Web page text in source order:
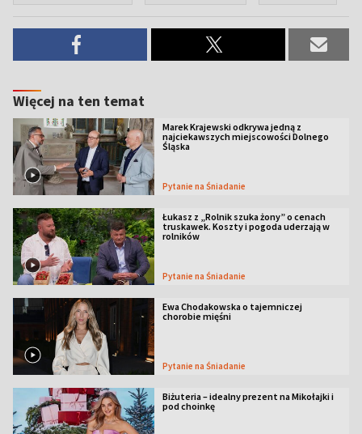
Więcej na ten temat
Marek Krajewski odkrywa jedną z
najciekawszych miejscowości Dolnego
Śląska
Pytanie na Śniadanie
Łukasz z „Rolnik szuka żony” o cenach
truskawek. Koszty i pogoda uderzają w
rolników
Pytanie na Śniadanie
Ewa Chodakowska o tajemniczej
chorobie mięśni
Pytanie na Śniadanie
Biżuteria – idealny prezent na Mikołajki i
pod choinkę